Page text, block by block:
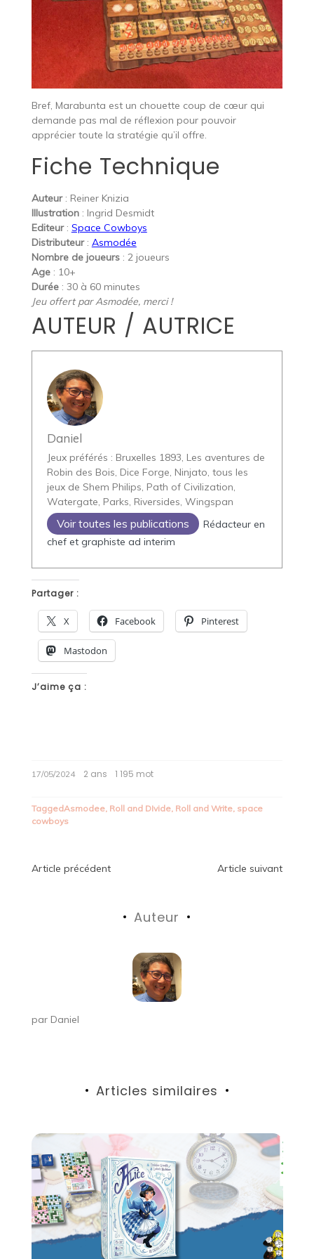
Bref, Marabunta est un chouette coup de cœur qui
demande pas mal de réflexion pour pouvoir
apprécier toute la stratégie qu’il offre.
Fiche Technique
Auteur: Reiner Knizia
Illustration: Ingrid Desmidt
Editeur: Space Cowboys
Distributeur: Asmodée
Nombre de joueurs: 2 joueurs
Age: 10+
Durée: 30 à 60 minutes
Jeu offert par Asmodée, merci !
AUTEUR / AUTRICE
Daniel
Jeux préférés : Bruxelles 1893, Les aventures de
Robin des Bois, Dice Forge, Ninjato, tous les
jeux de Shem Philips, Path of Civilization,
Watergate, Parks, Riversides, Wingspan
Voir toutes les publications
Rédacteur en
chef et graphiste ad interim
Partager :
X Facebook Pinterest
Mastodon
J’aime ça :
17/05/2024 2 ans 1 195 mot
TaggedAsmodee, Roll and DIvide, Roll and Write, space
cowboys
Navigation
Article précédent Article suivant
Auteur
par Daniel
Articles similaires